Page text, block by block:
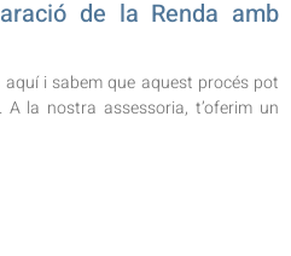
de la Renda amb
i sabem que aquest procés pot
la nostra assessoria, t’oferim un